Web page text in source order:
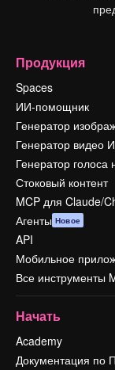
Продукция
Spaces
ИИ-помощник
Генератор
Генератор видео
Генератор
Стоковый контент
MCP для Claude/
Агенты Новое
API
Мобильное
Все инструменты
Начать
Academy
Документация по